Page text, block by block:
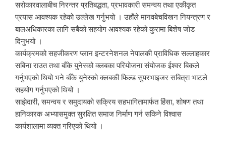
सरोकारवालाबीच निरन्तर प्रतिबद्धता, प्रभावकारी समन्वय तथा एकीकृत
प्रयास आवश्यक रहेको उल्लेख गर्नुभयो । उहाँले मानवबेचविखन नियन्त्रण र
बालअधिकारका लागि सबैको सहयोग आवश्यक रहेको कुरामा बिशेष जोड
दिनुभयो ।
कार्यक्रमको सहजीकरण प्लान इन्टरनेशनल नेपालकी प्राविधिक सल्लाहकार
सबिना राउत तथा बाँके युनेस्को क्लबका परियोजना संयोजक ईश्वर बिकले
गर्नुभएको थियो भने बाँके युनेस्को क्लबकी फिल्ड सुपरभाइजर सबित्रा भाटले
सहयोग गर्नुभएको थियो ।
साझेदारी, समन्वय र समुदायको सक्रिय सहभागितामार्फत हिंसा, शोषण तथा
हानिकारक अभ्यासमुक्त सुरक्षित समाज निर्माण गर्न सकिने विश्वास
कार्यशालामा व्यक्त गरिएको थियो ।